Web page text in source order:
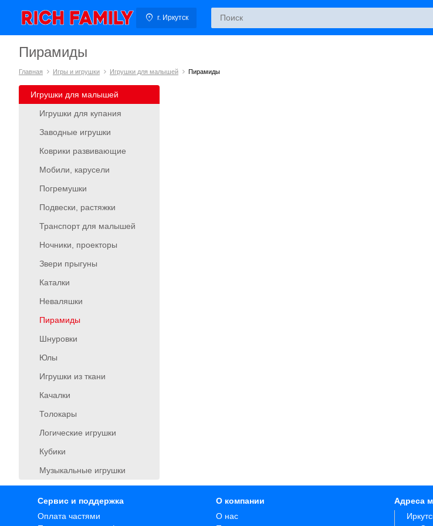
г. Иркутск
Пирамиды
Главная Игры и игрушки Игрушки для малышей Пирамиды
Игрушки для малышей
Игрушки для купания
Заводные игрушки
Коврики развивающие
Мобили, карусели
Погремушки
Подвески, растяжки
Транспорт для малышей
Ночники, проекторы
Звери прыгуны
Каталки
Неваляшки
Пирамиды
Шнуровки
Юлы
Игрушки из ткани
Качалки
Толокары
Логические игрушки
Кубики
Музыкальные игрушки
Сервис и поддержка
Оплата частями
О компании
О нас
Адреса